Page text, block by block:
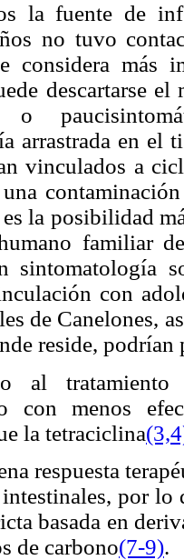
la fuente de
no tuvo
considera más
descartarse
o
arrastrada en el
vinculados a
una
la posibilidad
familiar
sintomatología
con
de Canelones,
reside,
al
con menos
la tetraciclina
respuesta
por lo
basada en
de carbono(7-9).